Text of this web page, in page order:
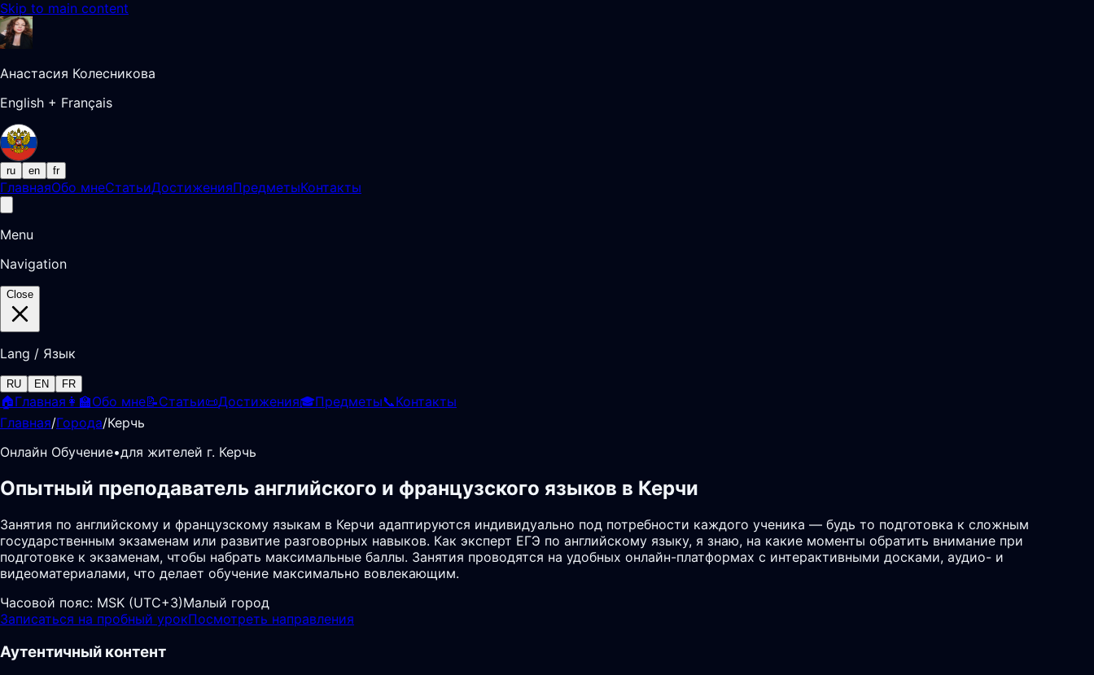
Skip to main content
Анастасия Колесникова
English + Français
ru en fr
ГлавнаяОбо мнеСтатьиДостиженияПредметыКонтакты
Menu
Navigation
Close
Lang / Язык
RU EN FR
🏠Главная 👩‍🏫Обо мне📝Статьи📜Достижения🎓Предметы📞Контакты
Главная/Города/Керчь
Онлайн Обучение•для жителей г. Керчь
Опытный преподаватель английского и французского языков в Керчи
Занятия по английскому и французскому языкам в Керчи адаптируются индивидуально под потребности каждого ученика — будь то подготовка к сложным
государственным экзаменам или развитие разговорных навыков. Как эксперт ЕГЭ по английскому языку, я знаю, на какие моменты обратить внимание при
подготовке к экзаменам, чтобы набрать максимальные баллы. Занятия проводятся на удобных онлайн-платформах с интерактивными досками, аудио- и
видеоматериалами, что делает обучение максимально вовлекающим.
Часовой пояс: MSK (UTC+3)Малый город
Записаться на пробный урокПосмотреть направления
Аутентичный контент